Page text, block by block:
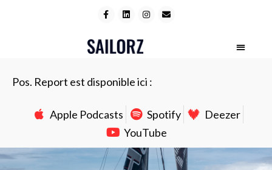
Pos. Report est disponible ici :
Apple Podcasts Spotify
Deezer
YouTube